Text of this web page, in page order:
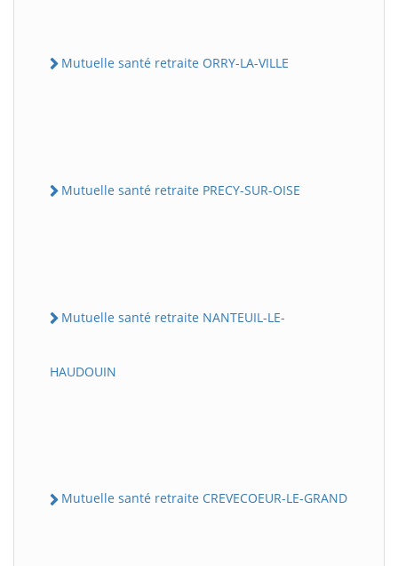
Mutuelle santé retraite ORRY-LA-VILLE
Mutuelle santé retraite PRECY-SUR-OISE
Mutuelle santé retraite NANTEUIL-LE-
HAUDOUIN
Mutuelle santé retraite CREVECOEUR-LE-GRAND